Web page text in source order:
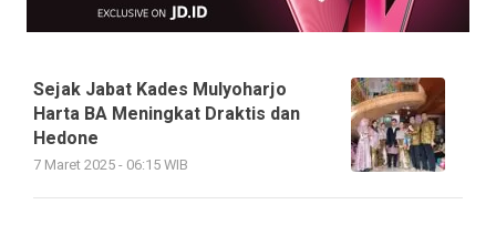
Sejak Jabat Kades Mulyoharjo
Harta BA Meningkat Draktis dan
Hedone
7 Maret 2025 - 06:15 WIB